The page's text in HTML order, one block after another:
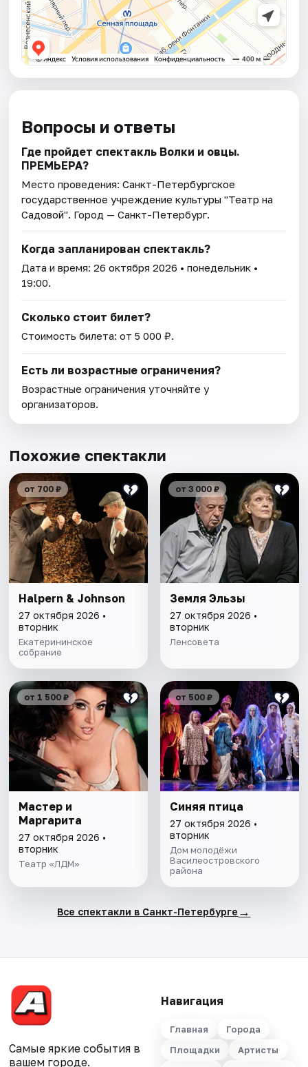
Вопросы и ответы
Где пройдет спектакль Волки и овцы.
ПРЕМЬЕРА?
Место проведения:Санкт-Петербургское
государственное учреждение культуры "Театр на
Садовой". Город — Санкт-Петербург.
Когда запланирован спектакль?
Дата и время:26 октября 2026 • понедельник •
19:00.
Сколько стоит билет?
Стоимость билета: от 5 000 ₽.
Есть ли возрастные ограничения?
Возрастные ограничения уточняйте у
организаторов.
Похожие спектакли
от 700 ₽
Halpern & Johnson
27 октября 2026 •
вторник
Екатерининское
собрание
от 3 000 ₽
Земля Эльзы
27 октября 2026 •
вторник
Ленсовета
от 1 500 ₽
Мастер и
Маргарита
27 октября 2026 •
вторник
Театр «ЛДМ»
от 500 ₽
Синяя птица
27 октября 2026 •
вторник
Дом молодёжи
Василеостровского
района
Все спектакли в Санкт-Петербурге →
Самые яркие события в
вашем городе.
Навигация
Главная
Города
Площадки
Артисты